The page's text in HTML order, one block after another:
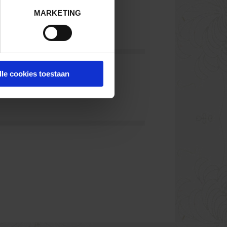
MARKETING
cookies toestaan